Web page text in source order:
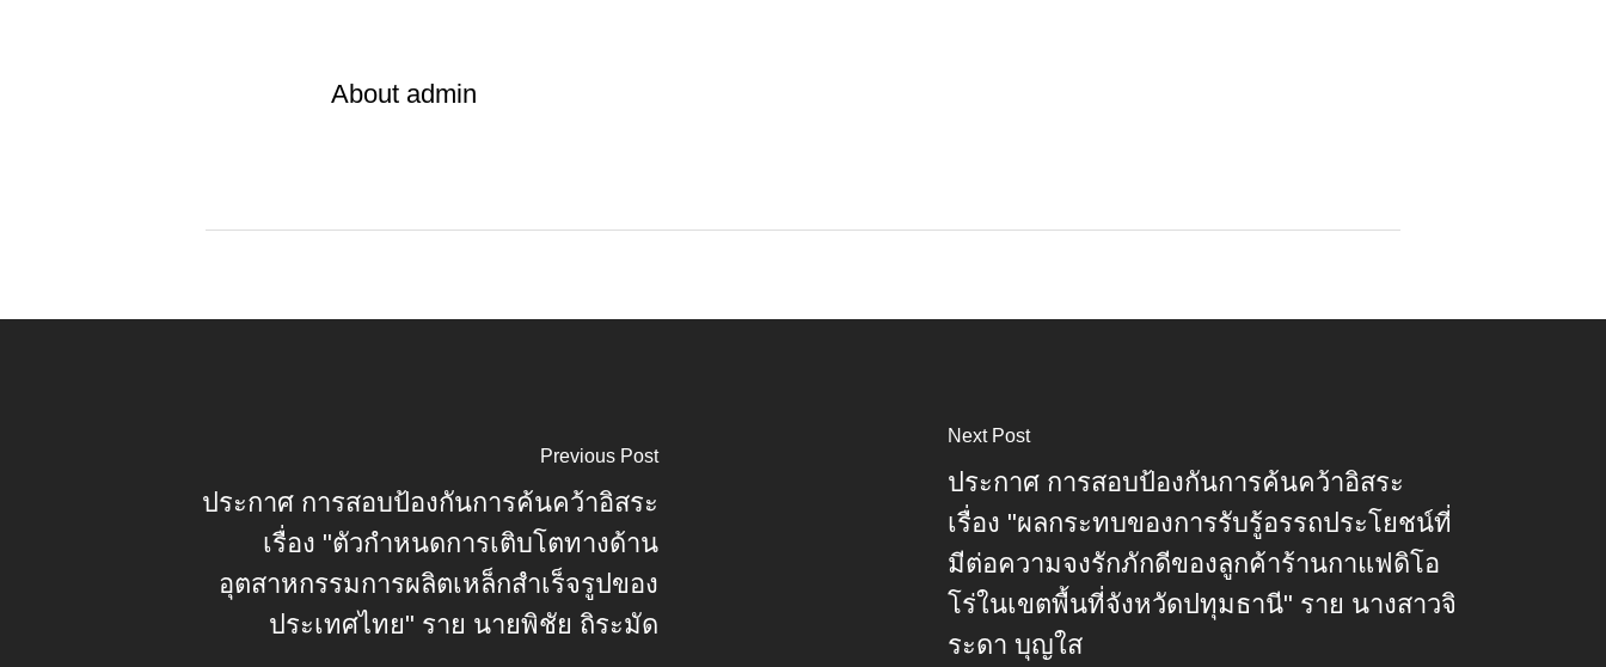
About admin
Previous Post
ประกาศ การสอบป้องกันการค้นคว้าอิสระ
เรื่อง "ตัวกำหนดการเติบโตทางด้าน
อุตสาหกรรมการผลิตเหล็กสำเร็จรูปของ
ประเทศไทย" ราย นายพิชัย ถิระมัด
Next Post
ประกาศ การสอบป้องกันการค้นคว้าอิสระ
เรื่อง "ผลกระทบของการรับรู้อรรถประโยชน์ที่
มีต่อความจงรักภักดีของลูกค้าร้านกาแฟดิโอ
โร่ในเขตพื้นที่จังหวัดปทุมธานี" ราย นางสาวจิ
ระดา บุญใส